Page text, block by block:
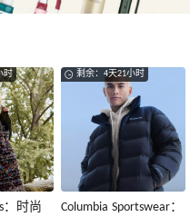
时
：时尚
剩余：4天21小时
Columbia Sportswear：